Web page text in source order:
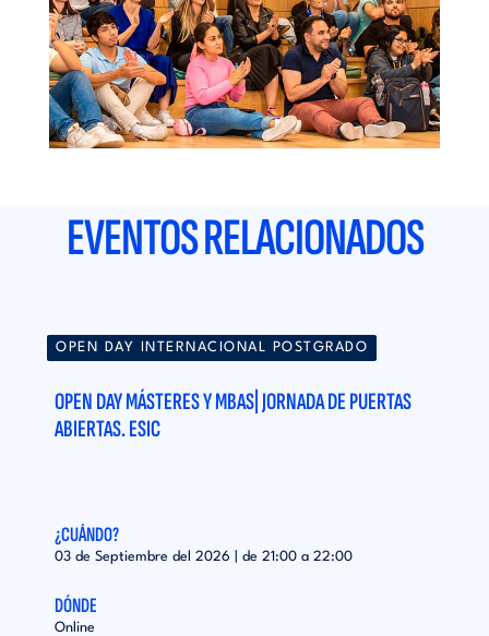
EVENTOS RELACIONADOS
OPEN DAY INTERNACIONAL POSTGRADO
OPEN DAY MÁSTERES Y MBAS| JORNADA DE PUERTAS
ABIERTAS. ESIC
¿CUÁNDO?
03 de Septiembre del 2026 | de 21:00 a 22:00
DÓNDE
Online